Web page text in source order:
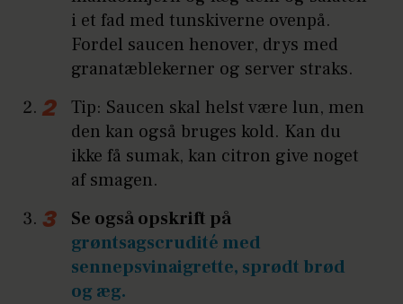
i et fad med tunskiverne ovenpå.
Fordel saucen henover, drys med
granatæblekerner og server straks.
Tip: Saucen skal helst være lun, men
den kan også bruges kold. Kan du
ikke få sumak, kan citron give noget
af smagen.
Se også opskrift på
grøntsagscrudité med
sennepsvinaigrette, sprødt brød
og æg.